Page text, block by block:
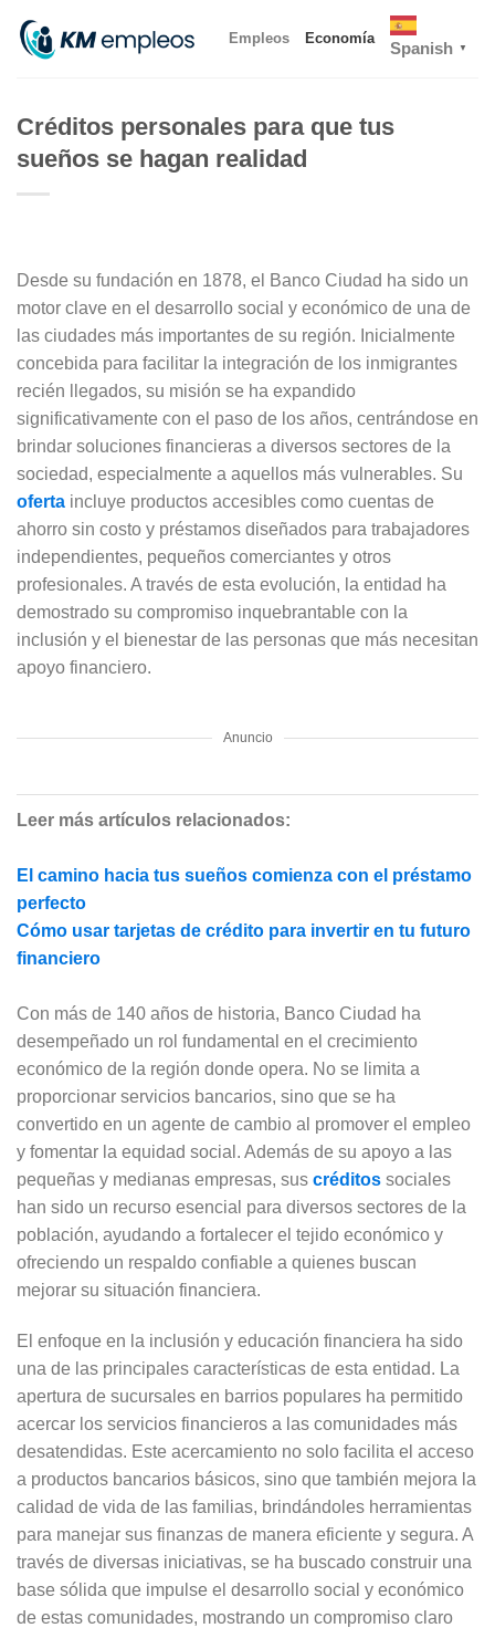
Empleos Economía
Spanish ▼
Créditos personales para que tus
sueños se hagan realidad
Desde su fundación en 1878, el Banco Ciudad ha sido un
motor clave en el desarrollo social y económico de una de
las ciudades más importantes de su región. Inicialmente
concebida para facilitar la integración de los inmigrantes
recién llegados, su misión se ha expandido
significativamente con el paso de los años, centrándose en
brindar soluciones financieras a diversos sectores de la
sociedad, especialmente a aquellos más vulnerables. Su
oferta incluye productos accesibles como cuentas de
ahorro sin costo y préstamos diseñados para trabajadores
independientes, pequeños comerciantes y otros
profesionales. A través de esta evolución, la entidad ha
demostrado su compromiso inquebrantable con la
inclusión y el bienestar de las personas que más necesitan
apoyo financiero.
Anuncio
Leer más artículos relacionados:
El camino hacia tus sueños comienza con el préstamo
perfecto
Cómo usar tarjetas de crédito para invertir en tu futuro
financiero
Con más de 140 años de historia, Banco Ciudad ha
desempeñado un rol fundamental en el crecimiento
económico de la región donde opera. No se limita a
proporcionar servicios bancarios, sino que se ha
convertido en un agente de cambio al promover el empleo
y fomentar la equidad social. Además de su apoyo a las
pequeñas y medianas empresas, sus créditos sociales
han sido un recurso esencial para diversos sectores de la
población, ayudando a fortalecer el tejido económico y
ofreciendo un respaldo confiable a quienes buscan
mejorar su situación financiera.
El enfoque en la inclusión y educación financiera ha sido
una de las principales características de esta entidad. La
apertura de sucursales en barrios populares ha permitido
acercar los servicios financieros a las comunidades más
desatendidas. Este acercamiento no solo facilita el acceso
a productos bancarios básicos, sino que también mejora la
calidad de vida de las familias, brindándoles herramientas
para manejar sus finanzas de manera eficiente y segura. A
través de diversas iniciativas, se ha buscado construir una
base sólida que impulse el desarrollo social y económico
de estas comunidades, mostrando un compromiso claro